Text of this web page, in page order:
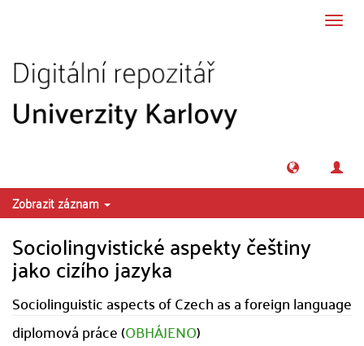
Zobrazit záznam
Sociolingvistické aspekty češtiny
jako cizího jazyka
Sociolinguistic aspects of Czech as a foreign language
diplomová práce (OBHÁJENO)